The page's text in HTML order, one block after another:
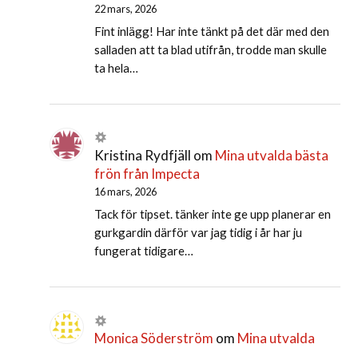
22 mars, 2026
Fint inlägg! Har inte tänkt på det där med den
salladen att ta blad utifrån, trodde man skulle
ta hela…
Kristina Rydfjäll om Mina utvalda bästa
frön från Impecta
16 mars, 2026
Tack för tipset. tänker inte ge upp planerar en
gurkgardin därför var jag tidig i år har ju
fungerat tidigare…
Monica Söderström om Mina utvalda